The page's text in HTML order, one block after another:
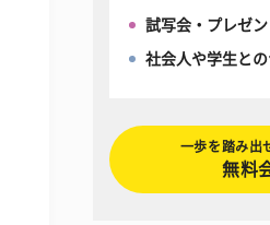
試写会・プレゼ
社会人や学生と
一歩を踏み出
無料